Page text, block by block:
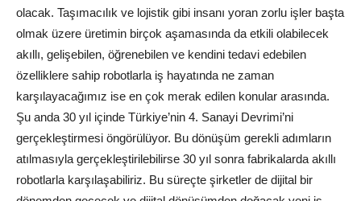
olacak. Taşımacılık ve lojistik gibi insanı yoran zorlu işler başta
olmak üzere üretimin birçok aşamasında da etkili olabilecek
akıllı, gelişebilen, öğrenebilen ve kendini tedavi edebilen
özelliklere sahip robotlarla iş hayatında ne zaman
karşılayacağımız ise en çok merak edilen konular arasında.
Şu anda 30 yıl içinde Türkiye’nin 4. Sanayi Devrimi’ni
gerçekleştirmesi öngörülüyor. Bu dönüşüm gerekli adımların
atılmasıyla gerçekleştirilebilirse 30 yıl sonra fabrikalarda akıllı
robotlarla karşılaşabiliriz. Bu süreçte şirketler de dijital bir